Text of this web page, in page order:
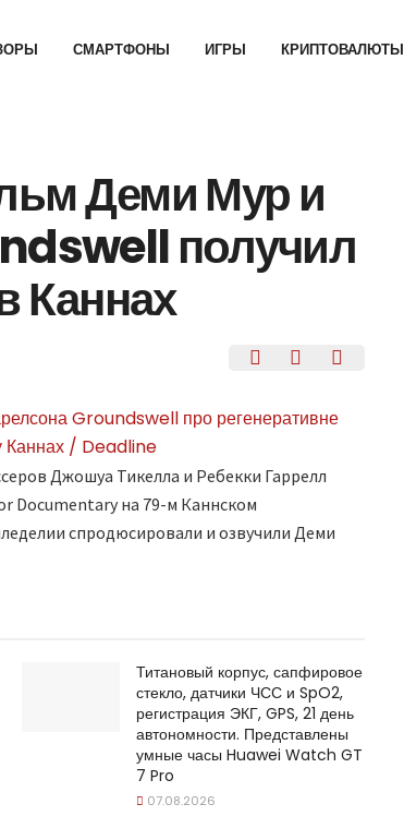
СМАРТФОНЫ ИГРЫ КРИПТОВАЛЮТЫ
Деми Мур и
получил
Каннах
Джошуа Тикелла и Ребекки Гаррелл
Documentary на 79-м Каннском
спродюсировали и озвучили Деми
Титановый корпус, сапфировое
стекло, датчики ЧСС и SpO2,
регистрация ЭКГ, GPS, 21 день
автономности. Представлены
умные часы Huawei Watch GT
7 Pro
07.08.2026